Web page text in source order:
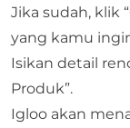
Jika sudah, klik
yang kamu
Isikan detail
Produk”.
Igloo akan